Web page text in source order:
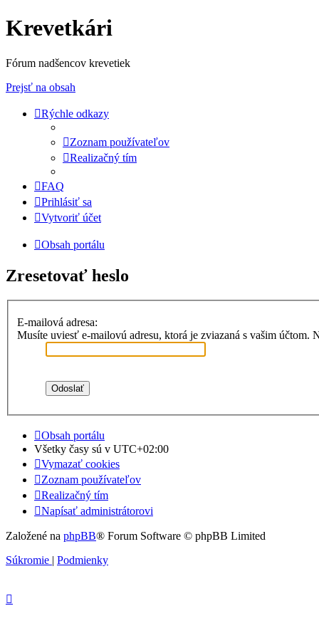
Krevetkári
Fórum nadšencov krevetiek
Prejsť na obsah
Rýchle odkazy
Zoznam používateľov
Realizačný tím
FAQ
Prihlásiť sa
Vytvoriť účet
Obsah portálu
Zresetovať heslo
E-mailová adresa:
Musíte uviesť e-mailovú adresu, ktorá je zviazaná s vašim
Obsah portálu
Všetky časy sú v UTC+02:00
Vymazať cookies
Zoznam používateľov
Realizačný tím
Napísať administrátorovi
Založené na phpBB® Forum Software © phpBB Limited
Súkromie | Podmienky